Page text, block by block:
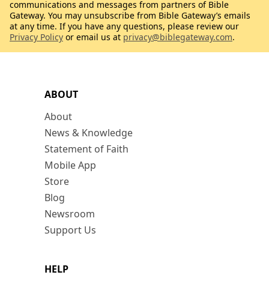
ABOUT
About
News & Knowledge
Statement of Faith
Mobile App
Store
Blog
Newsroom
Support Us
HELP
communications and messages from partners of Bible
Gateway. You may unsubscribe from Bible Gateway’s emails
at any time. If you have any questions, please review our
Privacy Policy or email us at privacy@biblegateway.com.